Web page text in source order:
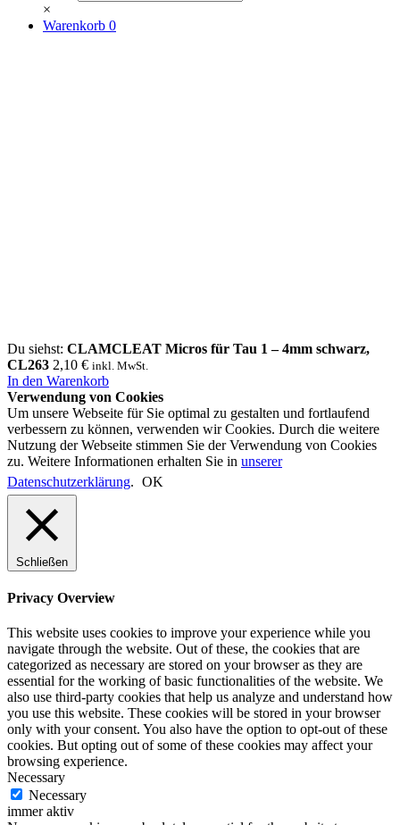
×
Warenkorb 0
Du siehst: CLAMCLEAT Micros für Tau 1 – 4mm schwarz,
CL263 2,10 € inkl. MwSt.
In den Warenkorb
Verwendung von Cookies
Um unsere Webseite für Sie optimal zu gestalten und fortlaufend
verbessern zu können, verwenden wir Cookies. Durch die weitere
Nutzung der Webseite stimmen Sie der Verwendung von Cookies
zu. Weitere Informationen erhalten Sie in unserer
Datenschutzerklärung. OK
Schließen
Privacy Overview
This website uses cookies to improve your experience while you
navigate through the website. Out of these, the cookies that are
categorized as necessary are stored on your browser as they are
essential for the working of basic functionalities of the website. We
also use third-party cookies that help us analyze and understand how
you use this website. These cookies will be stored in your browser
only with your consent. You also have the option to opt-out of these
cookies. But opting out of some of these cookies may affect your
browsing experience.
Necessary
Necessary
immer aktiv